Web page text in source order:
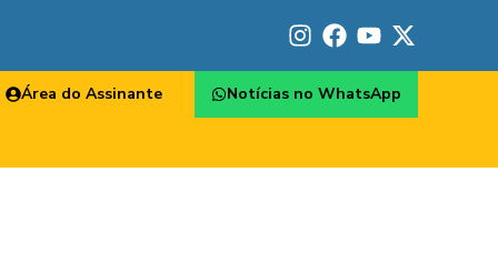
Área do Assinante Notícias no WhatsApp